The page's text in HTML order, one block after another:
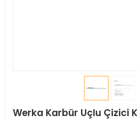
Werka Karbür Uçlu Çizici